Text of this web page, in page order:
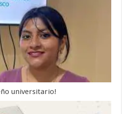
universitario!